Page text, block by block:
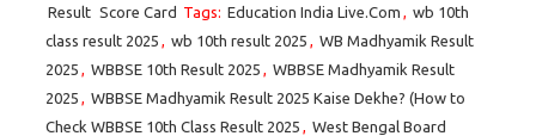
Result Score Card Tags: Education India Live.Com , wb 10th
class result 2025 , wb 10th result 2025 , WB Madhyamik Result
2025 , WBBSE 10th Result 2025 , WBBSE Madhyamik Result
2025 , WBBSE Madhyamik Result 2025 Kaise Dekhe? (How to
Check WBBSE 10th Class Result 2025 , West Bengal Board